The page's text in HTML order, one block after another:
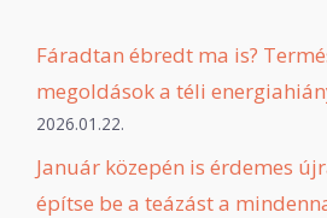
Fáradtan ébredt ma is?
megoldások a téli
2026.01.22.
Január közepén is érdemes
építse be a teázást a